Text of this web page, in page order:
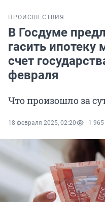
ПРОИСШЕСТВИЯ
В Госдуме
гасить
счет
февраля
Что произошло за
18 февраля 2025, 02:20 1 965